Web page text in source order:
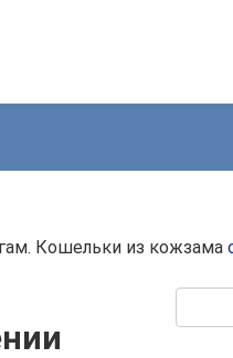
Кошельки из кожзама